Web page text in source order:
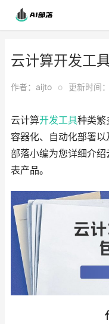
云计算开发工
作者：aijto o 更新时间
云计算开发工具种类繁
容器化、自动化部署以
部落小编为您详细介
表产品。